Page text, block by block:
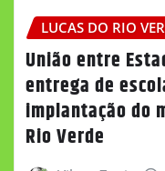
LUCAS DO RIO
União entre
entrega de
implantação do
Rio Verde